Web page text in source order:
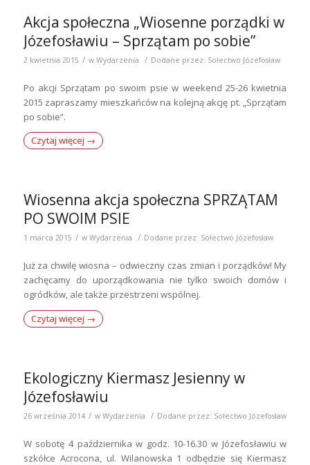
Akcja społeczna „Wiosenne porządki w
Józefosławiu – Sprzątam po sobie”
2 kwietnia 2015 / w Wydarzenia / Dodane przez: Sołectwo Józefosław
Po akcji Sprzątam po swoim psie w weekend 25-26 kwietnia
2015 zapraszamy mieszkańców na kolejną akcję pt. „Sprzątam
po sobie”.
Czytaj więcej →
Wiosenna akcja społeczna SPRZĄTAM
PO SWOIM PSIE
1 marca 2015 / w Wydarzenia / Dodane przez: Sołectwo Józefosław
Już za chwilę wiosna – odwieczny czas zmian i porządków! My
zachęcamy do uporządkowania nie tylko swoich domów i
ogródków, ale także przestrzeni wspólnej.
Czytaj więcej →
Ekologiczny Kiermasz Jesienny w
Józefosławiu
26 września 2014 / w Wydarzenia / Dodane przez: Sołectwo Józefosław
W sobotę 4 października w godz. 10-16.30 w Józefosławiu w
szkółce Acrocona, ul. Wilanowska 1 odbędzie się Kiermasz